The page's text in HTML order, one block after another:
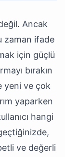
Ancak
zaman ifade
için güçlü
bırakın
yeni ve çok
yaparken
hangi
ve değerli